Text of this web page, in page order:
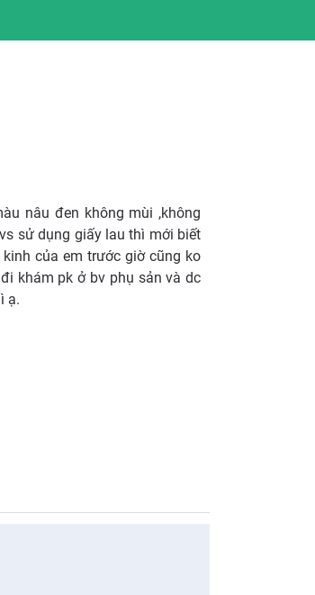
nâu đen không mùi ,không
sử dụng giấy lau thì mới biết
của em trước giờ cũng ko
khám pk ở bv phụ sản và dc
ạ.